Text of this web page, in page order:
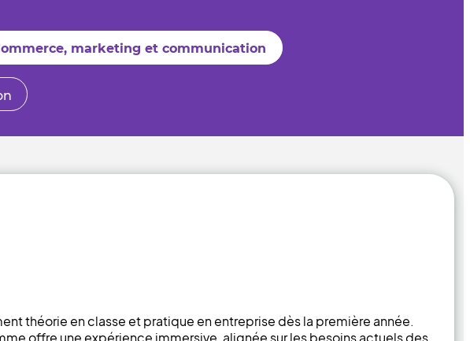
marketing et communication
théorie en classe et pratique en entreprise dès la première année.
offre une expérience immersive, alignée sur les besoins actuels des